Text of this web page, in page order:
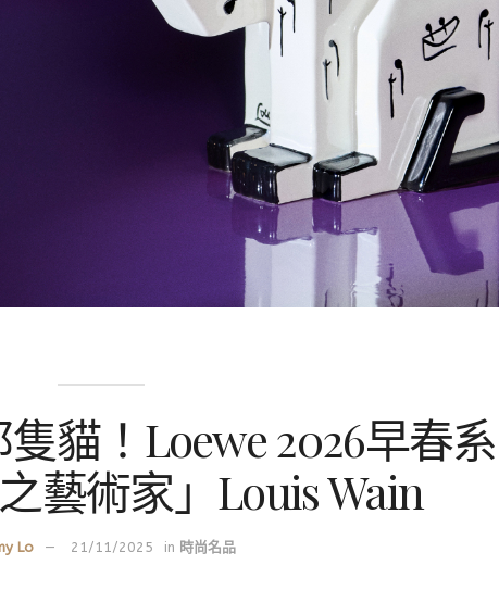
貓！Loewe 2026早春系
藝術家」Louis Wain
Lo 21/11/2025 in 時尚名品